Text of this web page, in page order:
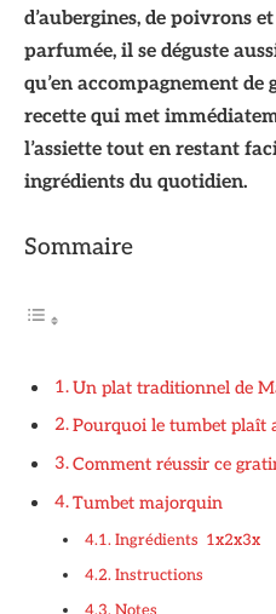
d’aubergines, de poivrons et
parfumée, il se déguste
qu’en accompagnement de
recette qui met
l’assiette tout en restant
ingrédients du quotidien.
Sommaire
Un plat traditionnel de
Pourquoi le tumbet plaît
Comment réussir ce
Tumbet majorquin
Ingrédients 1x2x3x
Instructions